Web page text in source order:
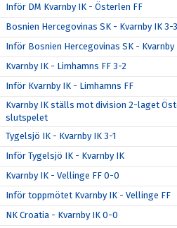
Inför DM Kvarnby IK - Österlen FF
Bosnien Hercegovinas SK - Kvarnby IK 3-3
Inför Bosnien Hercegovinas SK - Kvarnby
Kvarnby IK - Limhamns FF 3-2
Inför Kvarnby IK - Limhamns FF
Kvarnby IK ställs mot division 2-laget
slutspelet
Tygelsjö IK - Kvarnby IK 3-1
Inför Tygelsjö IK - Kvarnby IK
Kvarnby IK - Vellinge FF 0-0
Inför toppmötet Kvarnby IK - Vellinge FF
NK Croatia - Kvarnby IK 0-0